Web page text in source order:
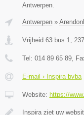
Antwerpen.
Antwerpen »
Vrijheid 63 bus 1,
Tel: 014 89 65 89,
E-mail › Inspira bvba
Website: https://
Inspira ziet uw